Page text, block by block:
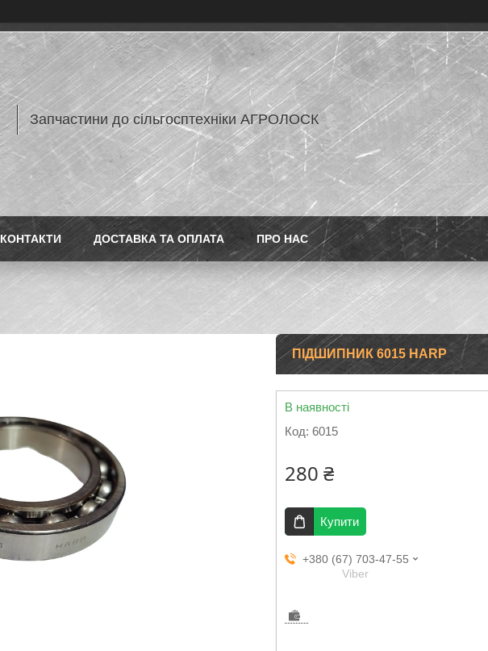
Запчастини до сільгосптехніки АГРОЛОСК
КОНТАКТИ ДОСТАВКА ТА ОПЛАТА ПРО НАС
ПІДШИПНИК 6015 HARP
В наявності
Код: 6015
280 ₴
Купити
+380 (67) 703-47-55
Viber